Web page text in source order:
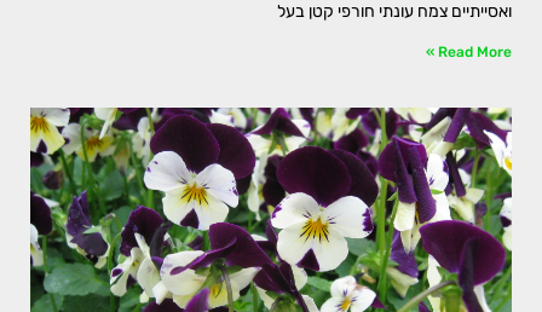
ואסייתיים צמח עונתי חורפי קטן בעל
Read More »